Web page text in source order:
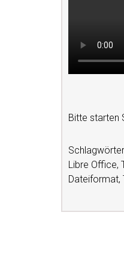
Bitte starten
Libre Office,
Dateiformat,